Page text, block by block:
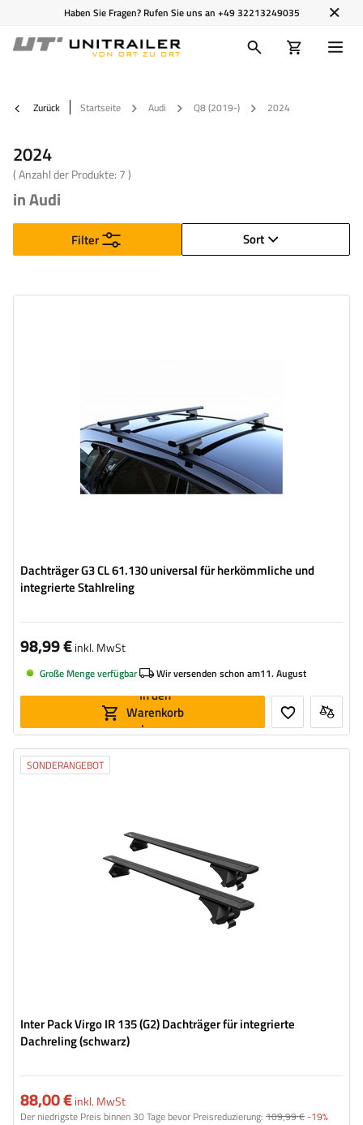
Haben Sie Fragen? Rufen Sie uns an +49 32213249035
Zurück Startseite Audi Q8 (2019-) 2024
2024
( Anzahl der Produkte: 7)
in Audi
Sort
Filter
Dachträger G3 CL 61.130 universal für herkömmliche und
integrierte Stahlreling
98,99 €inkl. MwSt
Große Menge verfügbar Wir versenden schon am11. August
In den
Warenkorb
legen
SONDERANGEBOT
Inter Pack Virgo IR 135 (G2) Dachträger für integrierte
Dachreling (schwarz)
88,00 €inkl. MwSt
Der niedrigste Preis binnen 30 Tage bevor Preisreduzierung: 109,99 €-19%